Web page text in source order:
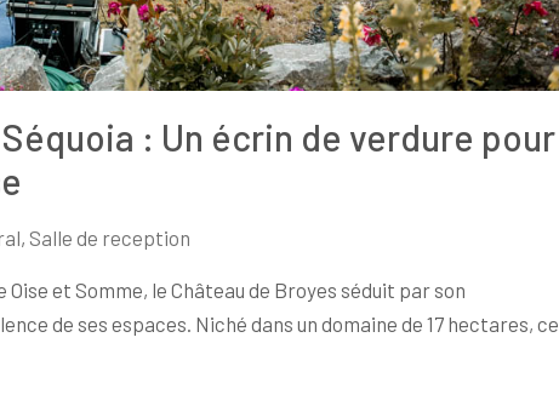
: Un écrin de verdure pour
, Salle de reception
et Somme, le Château de Broyes séduit par son
de ses espaces. Niché dans un domaine de 17 hectares, ce